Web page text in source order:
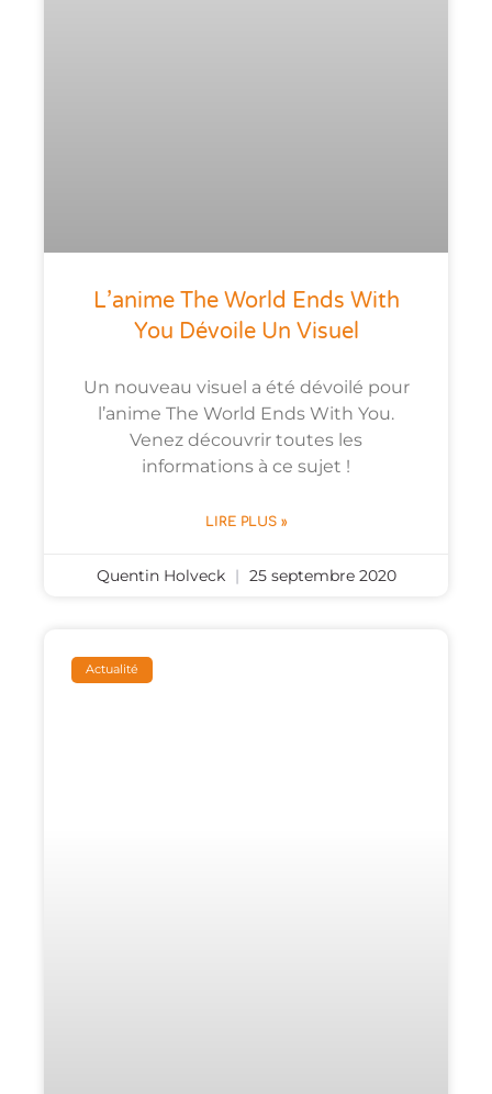
L’anime The World Ends With
You Dévoile Un Visuel
Un nouveau visuel a été dévoilé pour
l’anime The World Ends With You.
Venez découvrir toutes les
informations à ce sujet !
LIRE PLUS »
Quentin Holveck 25 septembre 2020
Actualité